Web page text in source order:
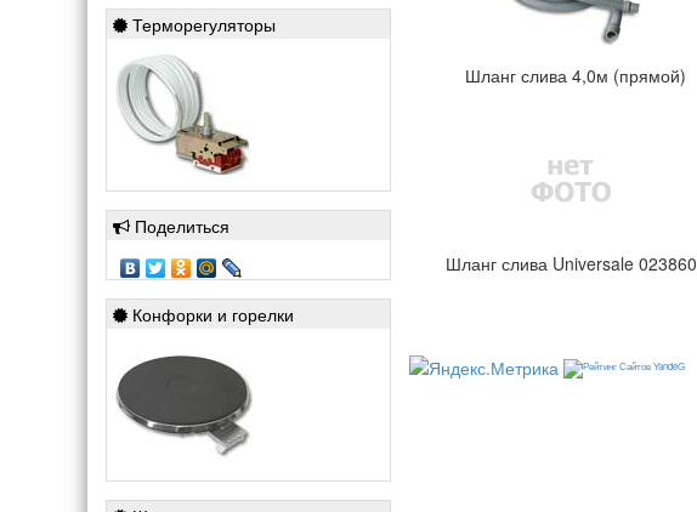
Терморегуляторы
Поделиться
Конфорки и горелки
Шланг слива 4,0м (прямой)
Шланг слива Universale 023860